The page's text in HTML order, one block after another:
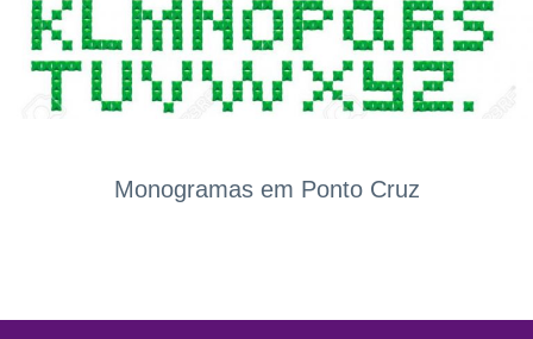
Monogramas em Ponto Cruz